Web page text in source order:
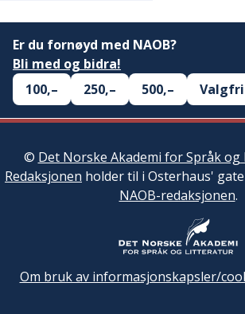
Er du fornøyd med NAOB?
Bli med og bidra!
100,–
250,– 500,–
© Det Norske Akademi for Språk
Redaksjonen holder til i Osterhaus' gate
NAOB-redaksjonen.
Om bruk av informasjonskapsler/